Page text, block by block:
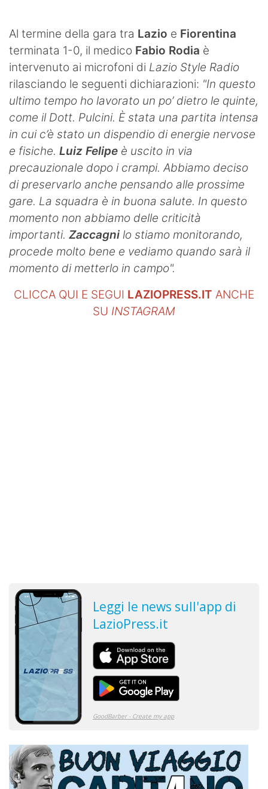
Al termine della gara tra Lazio e Fiorentina
terminata 1-0, il medico Fabio Rodia è
intervenuto ai microfoni di Lazio Style Radio
rilasciando le seguenti dichiarazioni: "In questo
ultimo tempo ho lavorato un po’ dietro le quinte,
come il Dott. Pulcini. È stata una partita intensa
in cui c’è stato un dispendio di energie nervose
e fisiche. Luiz Felipe è uscito in via
precauzionale dopo i crampi. Abbiamo deciso
di preservarlo anche pensando alle prossime
gare. La squadra è in buona salute. In questo
momento non abbiamo delle criticità
importanti. Zaccagni lo stiamo monitorando,
procede molto bene e vediamo quando sarà il
momento di metterlo in campo".
CLICCA QUI E SEGUI LAZIOPRESS.IT ANCHE
SU INSTAGRAM